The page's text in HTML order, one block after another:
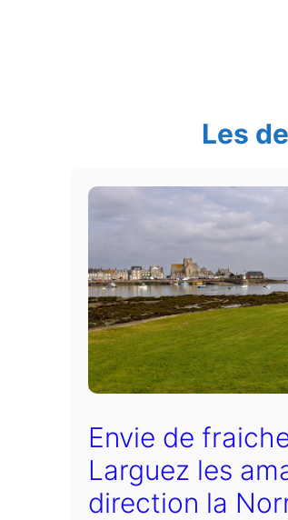
Les
Envie de
Larguez les
direction la